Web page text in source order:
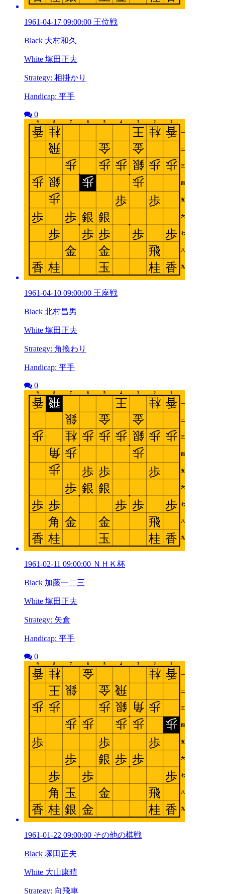
1961-04-17 09:00:00 王位戦
Black 大村和久
White 塚田正夫
Strategy: 相掛かり
Handicap: 平手
0
1961-04-10 09:00:00 王座戦
Black 北村昌男
White 塚田正夫
Strategy: 角換わり
Handicap: 平手
0
1961-02-11 09:00:00 ＮＨＫ杯
Black 加藤一二三
White 塚田正夫
Strategy: 矢倉
Handicap: 平手
0
1961-01-22 09:00:00 その他の棋戦
Black 塚田正夫
White 大山康晴
Strategy: 向飛車